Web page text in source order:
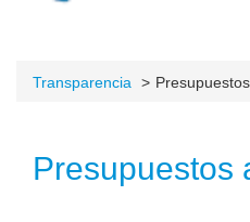
Transparencia
Presupuestos